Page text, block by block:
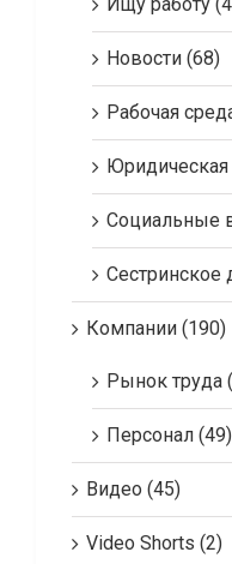
Новости (68)
Рабочая
Юридическая
Социальные
Сестринское
Компании (190)
Рынок труда
Персонал (49)
Видео (45)
Video Shorts (2)